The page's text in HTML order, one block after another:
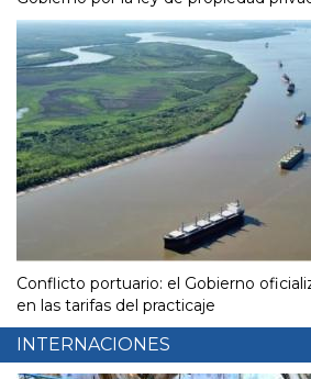
Conflicto portuario: el Gobierno
en las tarifas del practicaje
INTERNACIONES